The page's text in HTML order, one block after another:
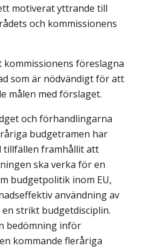
motiverat yttrande till
och kommissionens
föreslagna
som är nödvändigt för att
målen med förslaget.
och förhandlingarna
budgetramen har
tillfällen framhållit att
ska verka för en
budget­politik inom EU,
användning av
en strikt budgetdisciplin.
bedömning inför
kommande fleråriga